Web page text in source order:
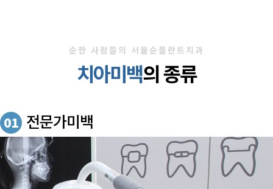
순한 사람들의 서울순플란트치과
치아미백의 종류
01 전문가미백